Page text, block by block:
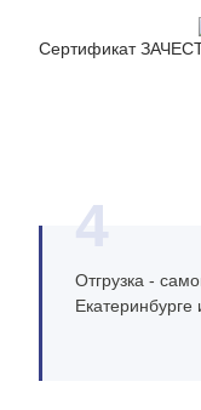
Сертификат
4
Отгрузка -
Екатеринбурге